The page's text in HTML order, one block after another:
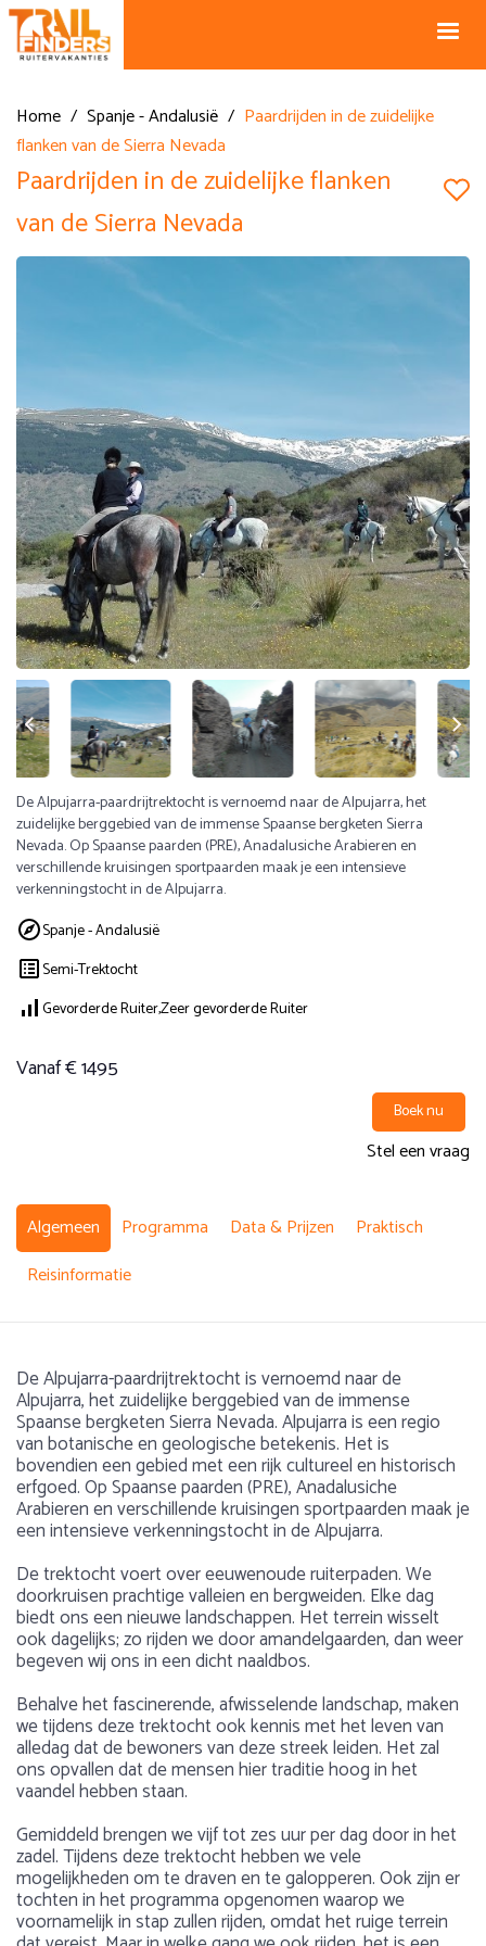
Home / Spanje - Andalusië / Paardrijden in de zuidelijke
flanken van de Sierra Nevada
Paardrijden in de zuidelijke flanken
van de Sierra Nevada
De Alpujarra-paardrijtrektocht is vernoemd naar de Alpujarra, het
zuidelijke berggebied van de immense Spaanse bergketen Sierra
Nevada. Op Spaanse paarden (PRE), Anadalusiche Arabieren en
verschillende kruisingen sportpaarden maak je een intensieve
verkenningstocht in de Alpujarra.
Spanje - Andalusië
Semi-Trektocht
Gevorderde Ruiter,Zeer gevorderde Ruiter
Vanaf € 1495
Boek nu
Stel een vraag
Algemeen Programma Data & Prijzen
Praktisch
Reisinformatie
De Alpujarra-paardrijtrektocht is vernoemd naar de
Alpujarra, het zuidelijke berggebied van de immense
Spaanse bergketen Sierra Nevada. Alpujarra is een regio
van botanische en geologische betekenis. Het is
bovendien een gebied met een rijk cultureel en historisch
erfgoed. Op Spaanse paarden (PRE), Anadalusiche
Arabieren en verschillende kruisingen sportpaarden maak je
een intensieve verkenningstocht in de Alpujarra.
De trektocht voert over eeuwenoude ruiterpaden. We
doorkruisen prachtige valleien en bergweiden. Elke dag
biedt ons een nieuwe landschappen. Het terrein wisselt
ook dagelijks; zo rijden we door amandelgaarden, dan weer
begeven wij ons in een dicht naaldbos.
Behalve het fascinerende, afwisselende landschap, maken
we tijdens deze trektocht ook kennis met het leven van
alledag dat de bewoners van deze streek leiden. Het zal
ons opvallen dat de mensen hier traditie hoog in het
vaandel hebben staan.
Gemiddeld brengen we vijf tot zes uur per dag door in het
zadel. Tijdens deze trektocht hebben we vele
mogelijkheden om te draven en te galopperen. Ook zijn er
tochten in het programma opgenomen waarop we
voornamelijk in stap zullen rijden, omdat het ruige terrein